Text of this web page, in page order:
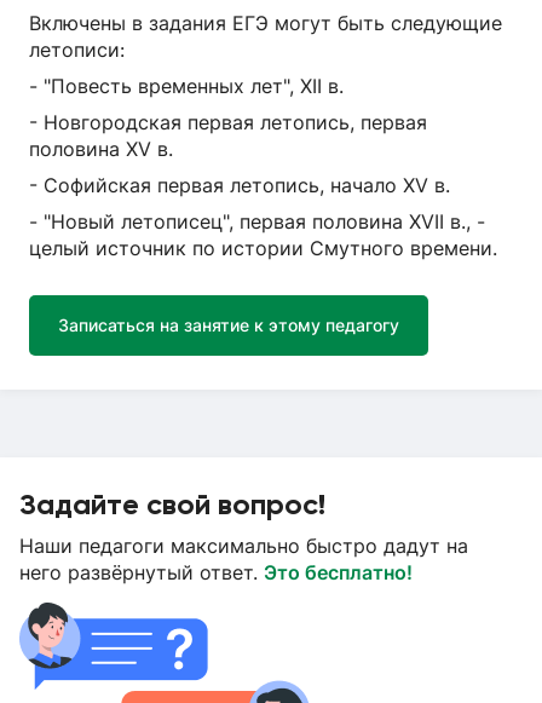
Включены в задания ЕГЭ могут быть следующие
летописи:
- "Повесть временных лет", XII в.
- Новгородская первая летопись, первая
половина XV в.
- Софийская первая летопись, начало XV в.
- "Новый летописец", первая половина XVII в., -
целый источник по истории Смутного времени.
Записаться на занятие к этому педагогу
Задайте свой вопрос!
Наши педагоги максимально быстро дадут на
него развёрнутый ответ. Это бесплатно!